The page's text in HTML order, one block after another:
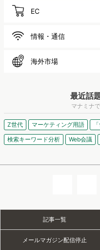
EC
情報・通信
海外市場
最近話
マナミナ
Z世代 マーケティング用語
検索キーワード分析
Web会議
記事一覧
メールマガジン配信停止